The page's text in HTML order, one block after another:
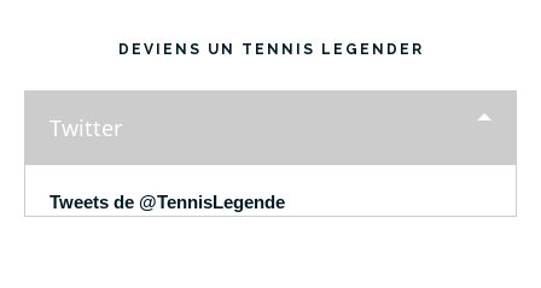
DEVIENS UN TENNIS LEGENDER
Twitter
Tweets de @TennisLegende